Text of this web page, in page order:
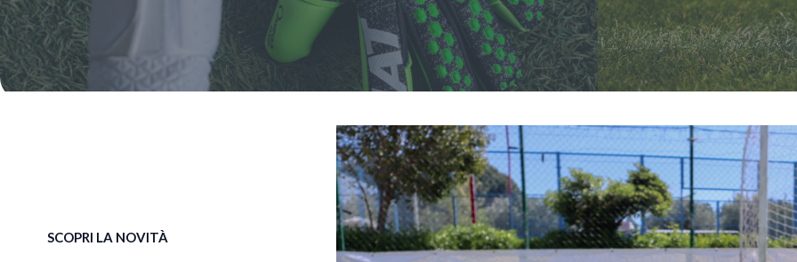
SCOPRI LA NOVITÀ